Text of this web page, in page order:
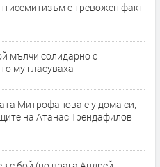
е тревожен факт
мълчи солидарно с
му гласуваха
Митрофанова е у дома си,
на Атанас Трендафилов